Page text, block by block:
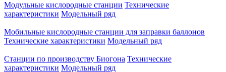
Модульные кислородные станции Технические
характеристики Модельный ряд
Мобильные кислородные станции для заправки баллонов
Технические характеристики Модельный ряд
Станции по производству Биогона Технические
характеристики Модельный ряд